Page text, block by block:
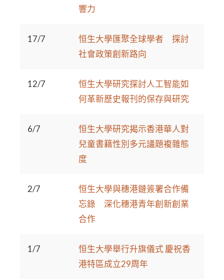
響力
17/7
恒生大學匯聚全球學者 探討
社會政策創新路向
12/7
恒生大學研究探討人工智能如
何革新歷史報刊的保存與研究
6/7
恒生大學研究揭示香港華人對
兒童書籍性別多元議題複雜態
度
2/7
恒生大學與穗港鏈簽署合作備
忘錄 深化穗港青年創新創業
合作
1/7
恒生大學舉行升旗儀式 慶祝香
港特區成立29周年